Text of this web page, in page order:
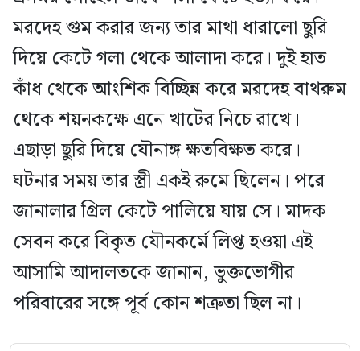
মরদেহ গুম করার জন্য তার মাথা ধারালো ছুরি
দিয়ে কেটে গলা থেকে আলাদা করে। দুই হাত
কাঁধ থেকে আংশিক বিচ্ছিন্ন করে মরদেহ বাথরুম
থেকে শয়নকক্ষে এনে খাটের নিচে রাখে।
এছাড়া ছুরি দিয়ে যৌনাঙ্গ ক্ষতবিক্ষত করে।
ঘটনার সময় তার স্ত্রী একই রুমে ছিলেন। পরে
জানালার গ্রিল কেটে পালিয়ে যায় সে। মাদক
সেবন করে বিকৃত যৌনকর্মে লিপ্ত হওয়া এই
আসামি আদালতকে জানান, ভুক্তভোগীর
পরিবারের সঙ্গে পূর্ব কোন শত্রুতা ছিল না।